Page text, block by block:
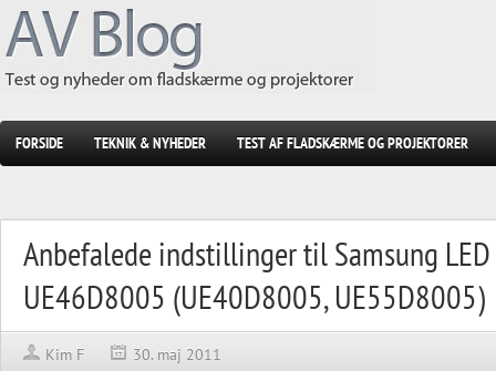
FORSIDE TEKNIK & NYHEDER TEST AF FLADSKÆRME OG PROJEKTORER
Anbefalede indstillinger til Samsung LED
UE46D8005 (UE40D8005, UE55D8005)
Kim F 30. maj 2011